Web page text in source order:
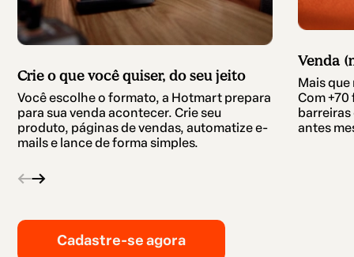
Crie o que você quiser, do seu jeito
Você escolhe o formato, a Hotmart prepara
para sua venda acontecer. Crie seu
produto, páginas de vendas, automatize e-
mails e lance de forma simples.
Venda
Mais
Com
antes
Cadastre-se agora